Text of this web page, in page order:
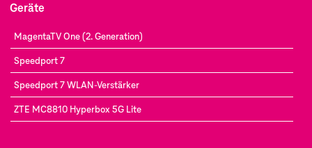
Geräte
MagentaTV One (2. Generation)
Speedport 7
Speedport 7 WLAN-Verstärker
ZTE MC8810 Hyperbox 5G Lite